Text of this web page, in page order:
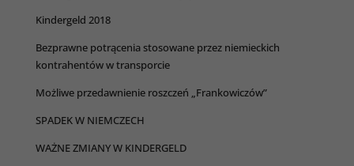
Kindergeld 2018
Bezprawne potrącenia stosowane przez niemieckich
kontrahentów w transporcie
Możliwe przedawnienie roszczeń „Frankowiczów”
SPADEK W NIEMCZECH
WAŻNE ZMIANY W KINDERGELD